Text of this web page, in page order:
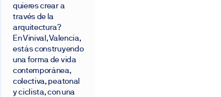
quieres crear a
través de la
arquitectura?
En Vinival, Valencia,
estás construyendo
una forma de vida
contemporánea,
colectiva, peatonal
y ciclista, con una